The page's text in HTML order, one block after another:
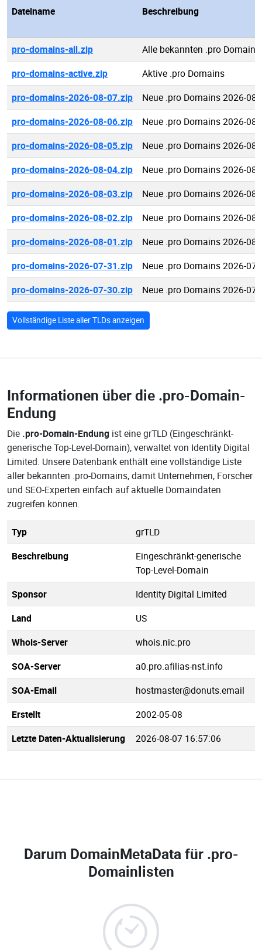
Dateiname Beschreibung
pro-domains-all.zip
Alle bekannten .pro Domains
pro-domains-active.zip
Aktive .pro Domains
pro-domains-2026-08-07.zip
Neue .pro Domains 2026-08-
pro-domains-2026-08-06.zip
Neue .pro Domains 2026-08-
pro-domains-2026-08-05.zip
Neue .pro Domains 2026-08-
pro-domains-2026-08-04.zip
Neue .pro Domains 2026-08-
pro-domains-2026-08-03.zip
Neue .pro Domains 2026-08-
pro-domains-2026-08-02.zip
Neue .pro Domains 2026-08-
pro-domains-2026-08-01.zip
Neue .pro Domains 2026-08-
pro-domains-2026-07-31.zip
Neue .pro Domains 2026-07-
pro-domains-2026-07-30.zip
Neue .pro Domains 2026-07-
Vollständige Liste aller TLDs anzeigen
Informationen über die .pro-Domain-
Endung
Die .pro-Domain-Endung ist eine grTLD (Eingeschränkt-
generische Top-Level-Domain), verwaltet von Identity Digital
Limited. Unsere Datenbank enthält eine vollständige Liste
aller bekannten .pro-Domains, damit Unternehmen, Forscher
und SEO-Experten einfach auf aktuelle Domaindaten
zugreifen können.
Typ
grTLD
Beschreibung
Eingeschränkt-generische
Top-Level-Domain
Sponsor
Identity Digital Limited
Land
US
Whois-Server
whois.nic.pro
SOA-Server
a0.pro.afilias-nst.info
SOA-Email
hostmaster@donuts.email
Erstellt
2002-05-08
Letzte Daten-Aktualisierung
2026-08-07 16:57:06
Darum DomainMetaData für .pro-
Domainlisten